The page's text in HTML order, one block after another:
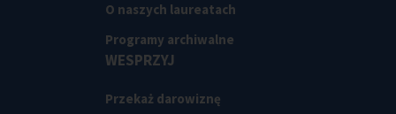
O naszych laureatach
Programy archiwalne
WESPRZYJ
Przekaż darowiznę